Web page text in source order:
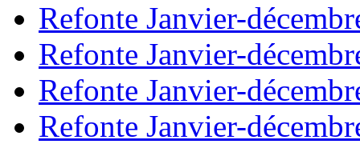
Refonte Janvier-
Refonte Janvier-
Refonte Janvier-
Refonte Janvier-